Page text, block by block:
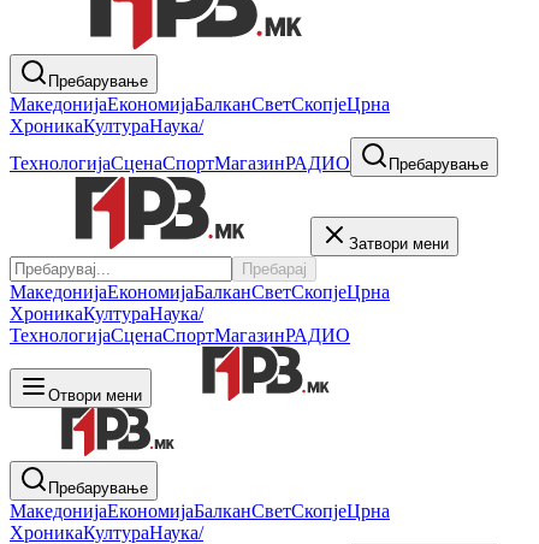
Пребарување
МакедонијаЕкономијаБалканСветСкопјеЦрна
ХроникаКултураНаука/
ТехнологијаСценаСпортМагазинРАДИО Пребарување
Затвори мени
Пребарај
МакедонијаЕкономијаБалканСветСкопјеЦрна
ХроникаКултураНаука/
ТехнологијаСценаСпортМагазинРАДИО
Отвори мени
Пребарување
МакедонијаЕкономијаБалканСветСкопјеЦрна
ХроникаКултураНаука/